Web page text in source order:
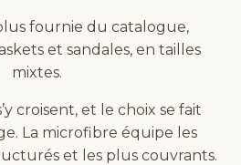
fournie du catalogue,
et sandales, en tailles
mixtes.
croisent, et le choix se fait
La microfibre équipe les
et les plus couvrants.